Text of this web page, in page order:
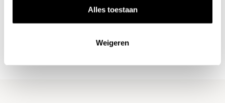
Alles toestaan
Weigeren
Vandaag voor 12.00 uur besteld, morgen in huis
Gratis thuisbezorgd vanaf €115,00
Iedere wijn per fles te bestellen